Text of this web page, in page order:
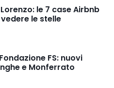
le 7 case Airbnb
le stelle
FS: nuovi
e Monferrato